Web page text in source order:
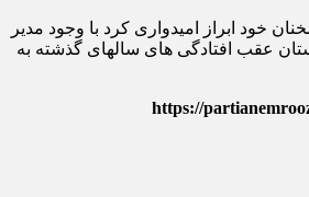
خود ابراز امیدواری کرد با وجود مدیر
عقب افتادگی های سالهای گذشته به
https://